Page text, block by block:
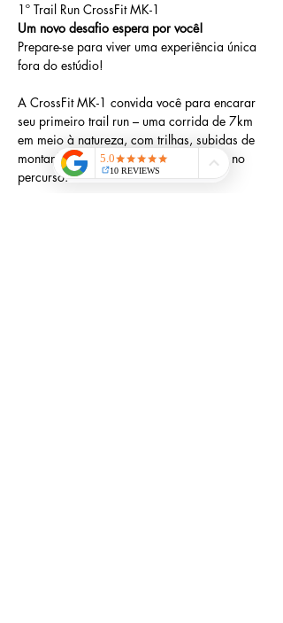
1º Trail Run CrossFit MK-1
Um novo desafio espera por você!
Prepare-se para viver uma experiência única
fora do estúdio!
A CrossFit MK-1 convida você para encarar
seu primeiro trail run – uma corrida de 7km
em meio à natureza, com trilhas, subidas de
montanha e uma cachoeira espetacular no
percurso.